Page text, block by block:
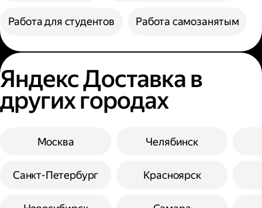
Работа для студентов Работа самозанятым
Яндекс Доставка в
других городах
Москва
Санкт-Петербург
Челябинск
Красноярск